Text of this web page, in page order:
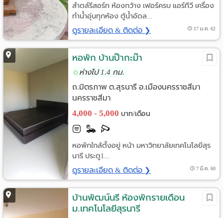
สำตล์รีสอร์ท ห้องกว้าง เฟอร์ครบ แอร์ทีวี เครื่อง
ทำน้ำอุ่นทุกห้อง ตู้น้ำอัดล...
ดูรายละเอียด & ติดต่อ ❯ 17 ม.ค. 62
หอพัก บ้านป๊ากะม๊า
ห่างไป 1.4 กม.
ถ.มิตรภาพ ต.สุรนารี อ.เมืองนครราชสีมา
นครราชสีมา
4,000 - 5,000 บาท/เดือน
หอพักใกล้ตั้งอยู่ หน้า มหาวิทยาลัยเทคโนโลยีสุร
นารี ประตู1...
ดูรายละเอียด & ติดต่อ ❯ 7 มี.ค. 60
บ้านพัฒน์นรี ห้องพักรายเดือน
ม.เทคโนโลยีสุรนารี